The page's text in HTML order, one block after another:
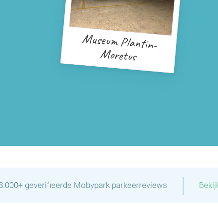
Museum Plantin-
Moretus
geverifieerde Mobypark parkeerreviews |